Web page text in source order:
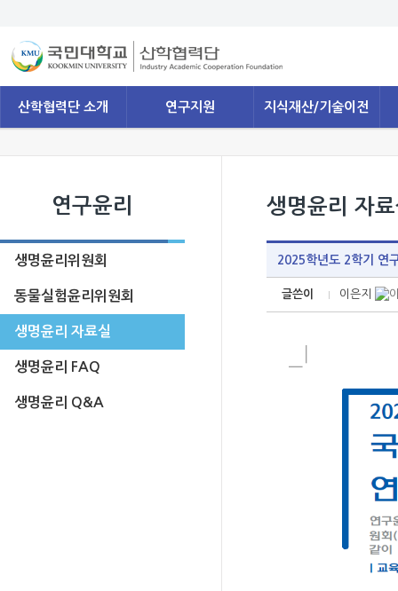
산학협력단 소개 연구지원 지식재산/기술이전
연구윤리
생명윤리위원회
동물실험윤리위원회
생명윤리 자료실
생명윤리 FAQ
생명윤리 Q&A
생명윤리 자
2025학년도 2학기 연
글쓴이 이은지